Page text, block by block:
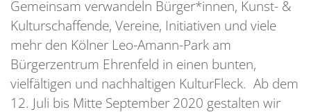
Gemeinsam verwandeln Bürger*innen, Kunst- &
Kulturschaffende, Vereine, Initiativen und viele
mehr den Kölner Leo-Amann-Park am
Bürgerzentrum Ehrenfeld in einen bunten,
vielfältigen und nachhaltigen KulturFleck. Ab dem
12. Juli bis Mitte September 2020 gestalten wir